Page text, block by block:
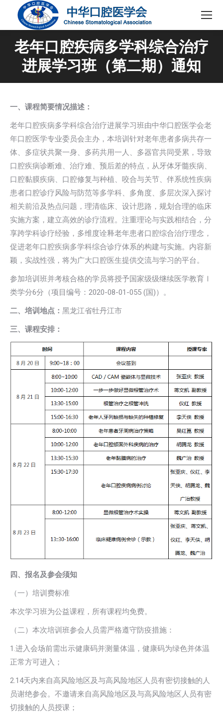
老年口腔疾病多学科综合治疗
进展学习班（第二期）通知
一、课程简要情况描述：
老年口腔疾病多学科综合治疗进展学习班由中华口腔医学会老
年口腔医学专业委员会主办，本培训针对老年患者多病共存一
体、多症状共聚一身、多药共用一人、多器官共同受累，导致
口腔疾病诊断难、治疗难、预后差的特点，从牙体牙髓疾病、
口腔黏膜疾病、口腔修复与种植、咬合与关节、伴系统性疾病
患者口腔诊疗风险与防范等多学科、多角度、多层次深入探讨
相关前沿及热点问题，理清临床、设计思路，规划合理的临床
实施方案，建立高效的诊疗流程。注重理论与实践相结合，分
享跨学科诊疗经验，多维度诠释老年患者口腔综合治疗理念，
促进老年口腔疾病多学科综合诊疗体系的构建与实施。内容新
颖，实战性强，将为广大口腔医生提供交流与学习的平台。
参加培训班并考核合格的学员将授予国家级级继续医学教育Ⅰ
类学分6分（项目编号：2020-08-01-055 (国)）。
二、培训地点： 黑龙江省牡丹江市
三、课程安排：
四、报名及参会须知
（一）培训费标准
本次学习班为公益课程，所有课程均免费。
（二）本次培训班参会人员需严格遵守防疫措施：
1.进入会场前需出示健康码并测量体温，健康码为绿色并体温
正常方可进入；
2.14天内来自高风险地区及与高风险地区人员有密切接触的人
员谢绝参会。不邀请来自高风险地区及与高风险地区人员有密
切接触的人员授课；